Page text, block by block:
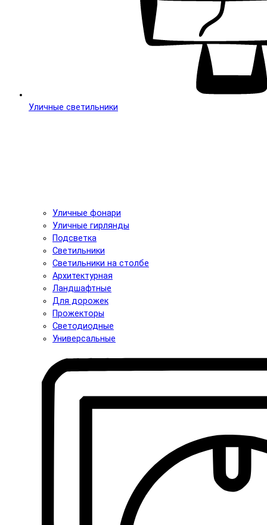
Уличные светильники
Уличные фонари
Уличные гирлянды
Подсветка
Светильники
Светильники на столбе
Архитектурная
Ландшафтные
Для дорожек
Прожекторы
Светодиодные
Универсальные